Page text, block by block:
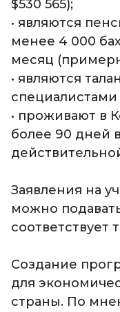
$530 565);
• являются
менее 4 000
месяц
• являются
специалистами
• проживают в
более 90 дней
Заявления на
можно
соответствует
Создание
для
страны. По